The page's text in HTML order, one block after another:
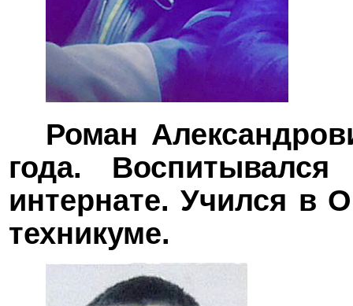
Роман
года.
интернате. Учился в
техникуме.